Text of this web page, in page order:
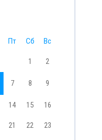
Пт Сб Вс
1 2
7 8 9
14 15 16
21 22 23